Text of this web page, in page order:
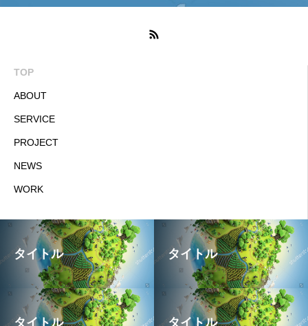
TOP
ABOUT
SERVICE
PROJECT
NEWS
WORK
タイトル タイトル
タイトル タイトル